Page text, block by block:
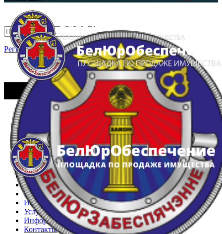
Регистрация Вход
Главная
Арестованное имущество
Реестр несостоявшихся торгов
Реестр переоценок
Частное имущество
Государственное имущество
Интернет-магазин
Интернет-витрина
Услуги
Информация
Контакты